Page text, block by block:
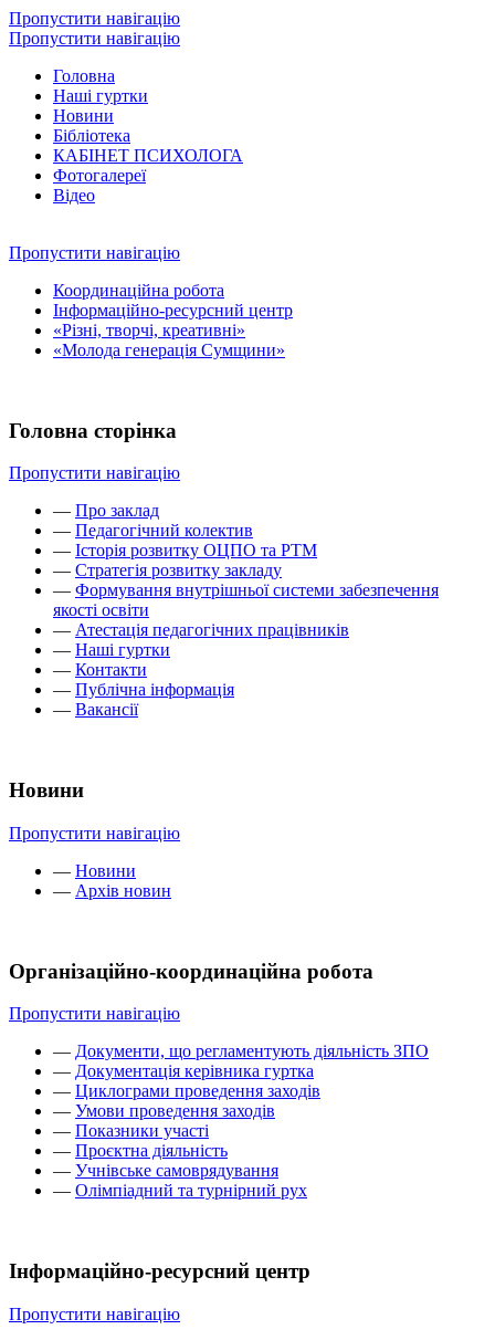
Пропустити навігацію
Пропустити навігацію
Головна
Наші гуртки
Новини
Бібліотека
КАБІНЕТ ПСИХОЛОГА
Фотогалереї
Відео
Пропустити навігацію
Координаційна робота
Інформаційно-ресурсний центр
«Різні, творчі, креативні»
«Молода генерація Сумщини»
Головна сторінка
Пропустити навігацію
— Про заклад
— Педагогічний колектив
— Історія розвитку ОЦПО та РТМ
— Стратегія розвитку закладу
— Формування внутрішньої системи забезпечення
якості освіти
— Атестація педагогічних працівників
— Наші гуртки
— Контакти
— Публічна інформація
— Вакансії
Новини
Пропустити навігацію
— Новини
— Архів новин
Організаційно-координаційна робота
Пропустити навігацію
— Документи, що регламентують діяльність ЗПО
— Документація керівника гуртка
— Циклограми проведення заходів
— Умови проведення заходів
— Показники участі
— Проєктна діяльність
— Учнівське самоврядування
— Олімпіадний та турнірний рух
Інформаційно-ресурсний центр
Пропустити навігацію